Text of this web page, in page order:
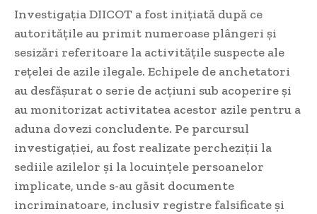
Investigația DIICOT a fost inițiată după ce
autoritățile au primit numeroase plângeri și
sesizări referitoare la activitățile suspecte ale
rețelei de azile ilegale. Echipele de anchetatori
au desfășurat o serie de acțiuni sub acoperire și
au monitorizat activitatea acestor azile pentru a
aduna dovezi concludente. Pe parcursul
investigației, au fost realizate percheziții la
sediile azilelor și la locuințele persoanelor
implicate, unde s-au găsit documente
incriminatoare, inclusiv registre falsificate și